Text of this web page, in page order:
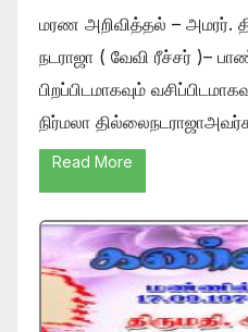
மரண அறிவித்தல் – அமரர்.
நடராஜா ( வேவி ரீச்சர் )–
பிறப்பிடமாகவும்
நிர்மலா
Read More